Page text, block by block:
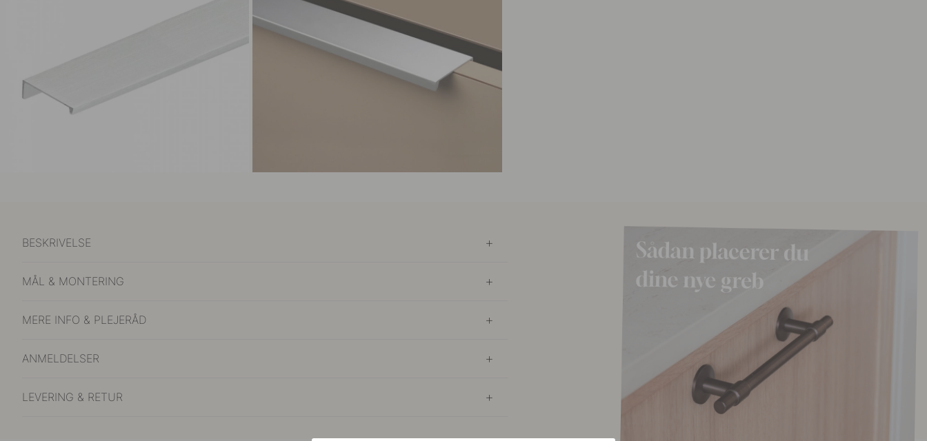
BESKRIVELSE
MÅL & MONTERING
MERE INFO & PLEJERÅD
ANMELDELSER
LEVERING & RETUR